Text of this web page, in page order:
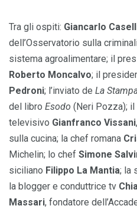
Tra gli ospiti: Giancarlo
dell’Osservatorio sulla
sistema agroalimentare; il
Roberto Moncalvo; il
Pedroni; l’inviato de La
del libro Esodo (Neri Pozza);
televisivo Gianfranco Vissani
sulla cucina; la chef romana
Michelin; lo chef Simone
siciliano Filippo La Mantia; la
la blogger e conduttrice tv
Massari, fondatore